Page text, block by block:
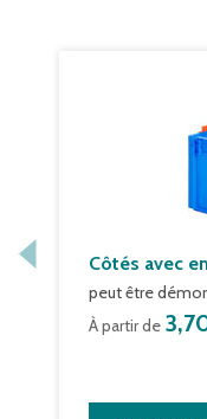
Côtés avec
peut être
À partir de